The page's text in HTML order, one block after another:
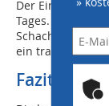
Der Einbau des
Tages. Durch
Schachts wurde
ein tragfähiges
Fazit